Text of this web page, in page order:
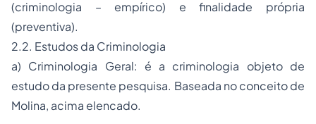
(criminologia – empírico) e finalidade própria
(preventiva).
2.2. Estudos da Criminologia
a) Criminologia Geral: é a criminologia objeto de
estudo da presente pesquisa. Baseada no conceito de
Molina, acima elencado.